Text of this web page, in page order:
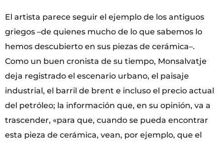
El artista parece seguir el ejemplo de los antiguos
griegos –de quienes mucho de lo que sabemos lo
hemos descubierto en sus piezas de cerámica–.
Como un buen cronista de su tiempo, Monsalvatje
deja registrado el escenario urbano, el paisaje
industrial, el barril de brent e incluso el precio actual
del petróleo; la información que, en su opinión, va a
trascender, «para que, cuando se pueda encontrar
esta pieza de cerámica, vean, por ejemplo, que el